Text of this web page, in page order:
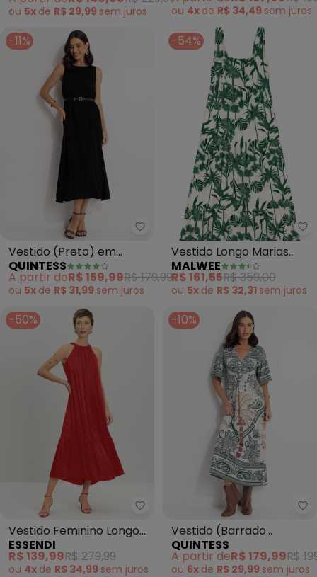
ou 5x de R$ 29,99 sem juros
Profundo
ou 4x de R$ 34,49 sem juros
-11%
Quintess - Vestido (Preto) em
Vestido (Preto) em
Malha Crepe Plissada
QUINTESS
A partir deR$ 159,99R$ 179,99
ou 5x de R$ 31,99 sem juros
-54%
Vestido Longo Marias
Folhagens (Verde)
MALWEE
R$ 161,55R$ 359,00
ou 5x de R$ 32,31 sem juros
-50%
Essendi - Vestido Feminino
Vestido Feminino Longo
de Cetim (Vermelho)
ESSENDI
R$ 139,99R$ 279,99
ou 4x de R$ 34,99 sem juros
-10%
Vestido (Barrado
Tropical Verde) em
Malha Fria
QUINTESS
A partir deR$ 179,99R$
ou 6x de R$ 29,99 sem juros